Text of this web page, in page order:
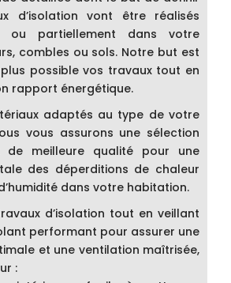
d’isolation vont être réalisés
ou partiellement dans votre
combles ou sols. Notre but est
plus possible vos travaux tout en
rapport énergétique.
adaptés au type de votre
vous assurons une sélection
de meilleure qualité pour une
des déperditions de chaleur
dans votre habitation.
d’isolation tout en veillant
performant pour assurer une
et une ventilation maîtrisée,
: